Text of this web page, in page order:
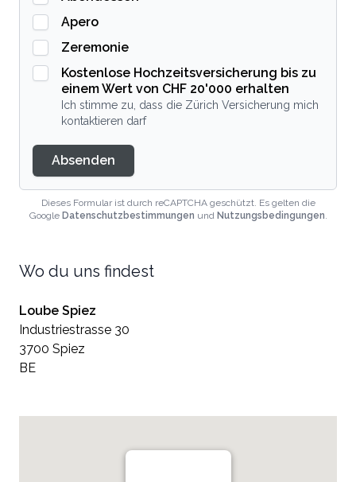
Apero
Zeremonie
Kostenlose Hochzeitsversicherung bis zu
einem Wert von CHF 20'000 erhalten
Ich stimme zu, dass die Zürich Versicherung mich
kontaktieren darf
Absenden
Dieses Formular ist durch reCAPTCHA geschützt. Es gelten die
Google Datenschutzbestimmungen und Nutzungsbedingungen.
Wo du uns findest
Loube Spiez
Industriestrasse 30
3700 Spiez
BE